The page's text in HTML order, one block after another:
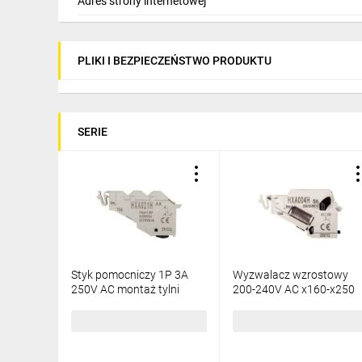
PLIKI I BEZPIECZEŃSTWO PRODUKTU
SERIE
Styk pomocniczy 1P 3A
250V AC montaż tylni
Wyzwalacz wzrostowy
200-240V AC x160-x250